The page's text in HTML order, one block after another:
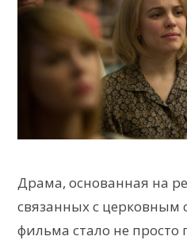
Драма, основанная на
связанных с церковным
фильма стало не просто